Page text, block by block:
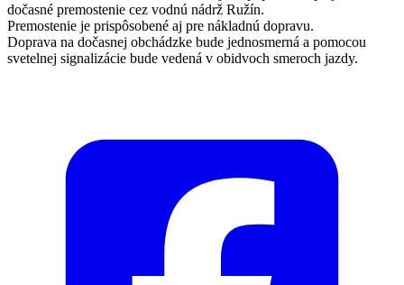
dočasné premostenie cez vodnú nádrž Ružín.
Premostenie je prispôsobené aj pre nákladnú dopravu.
Doprava na dočasnej obchádzke bude jednosmerná a pomocou
svetelnej signalizácie bude vedená v obidvoch smeroch jazdy.